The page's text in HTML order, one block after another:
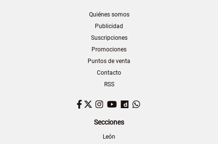
Quiénes somos
Publicidad
Suscripciones
Promociones
Puntos de venta
Contacto
RSS
Facebook
TwitterInstagram
YouTubeDailymotion
Secciones
León